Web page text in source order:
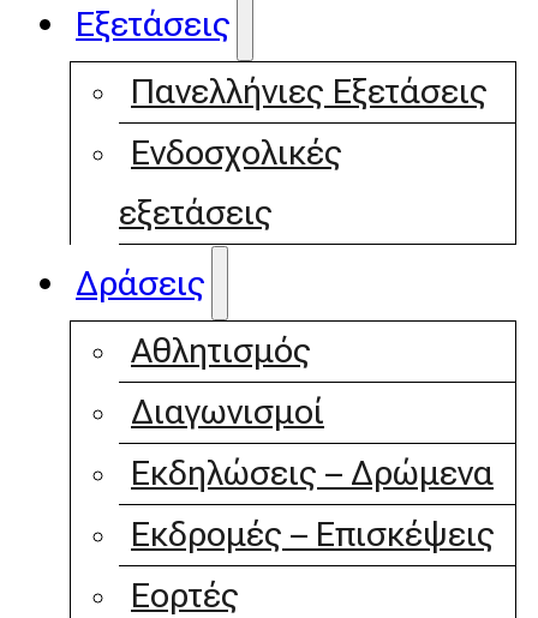
Εξετάσεις
Πανελλήνιες Εξετάσεις
Ενδοσχολικές
εξετάσεις
Δράσεις
Αθλητισμός
Διαγωνισμοί
Εκδηλώσεις – Δρώμενα
Εκδρομές – Επισκέψεις
Εορτές